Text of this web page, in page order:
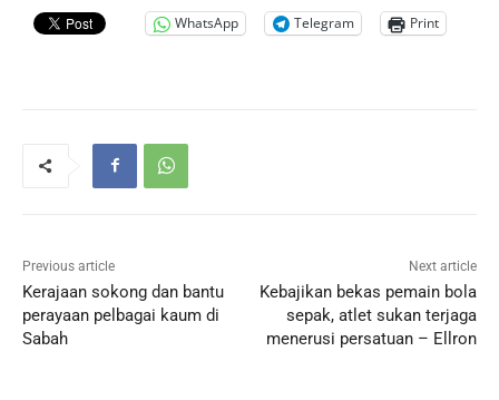
WhatsApp Telegram Print
Previous article
Kerajaan sokong dan bantu
perayaan pelbagai kaum di
Sabah
Next article
Kebajikan bekas pemain bola
sepak, atlet sukan terjaga
menerusi persatuan – Ellron